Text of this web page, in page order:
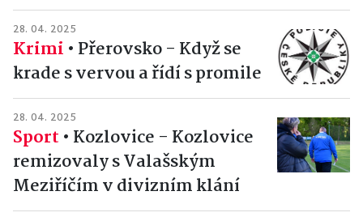
28. 04. 2025
Krimi • Přerovsko - Když se
krade s vervou a řídí s promile
28. 04. 2025
Sport • Kozlovice - Kozlovice
remizovaly s Valašským
Meziříčím v divizním klání